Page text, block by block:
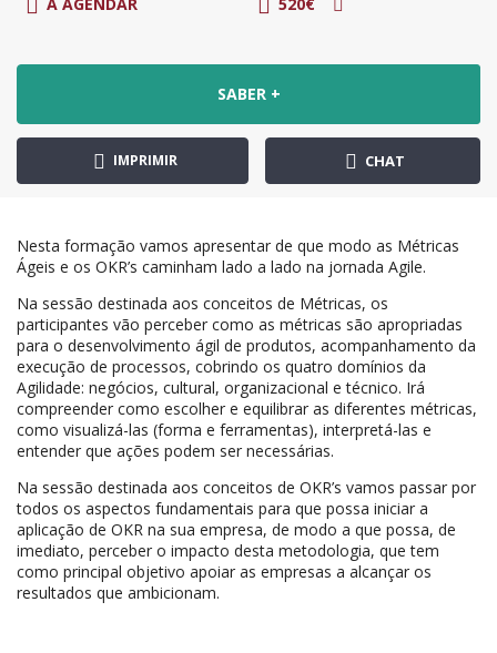
SABER +
IMPRIMIR CHAT
Nesta formação vamos apresentar de que modo as Métricas
Ágeis e os OKR’s caminham lado a lado na jornada Agile.
Na sessão destinada aos conceitos de Métricas, os
participantes vão perceber como as métricas são apropriadas
para o desenvolvimento ágil de produtos, acompanhamento da
execução de processos, cobrindo os quatro domínios da
Agilidade: negócios, cultural, organizacional e técnico. Irá
compreender como escolher e equilibrar as diferentes métricas,
como visualizá-las (forma e ferramentas), interpretá-las e
entender que ações podem ser necessárias.
Na sessão destinada aos conceitos de OKR’s vamos passar por
todos os aspectos fundamentais para que possa iniciar a
aplicação de OKR na sua empresa, de modo a que possa, de
imediato, perceber o impacto desta metodologia, que tem
como principal objetivo apoiar as empresas a alcançar os
resultados que ambicionam.